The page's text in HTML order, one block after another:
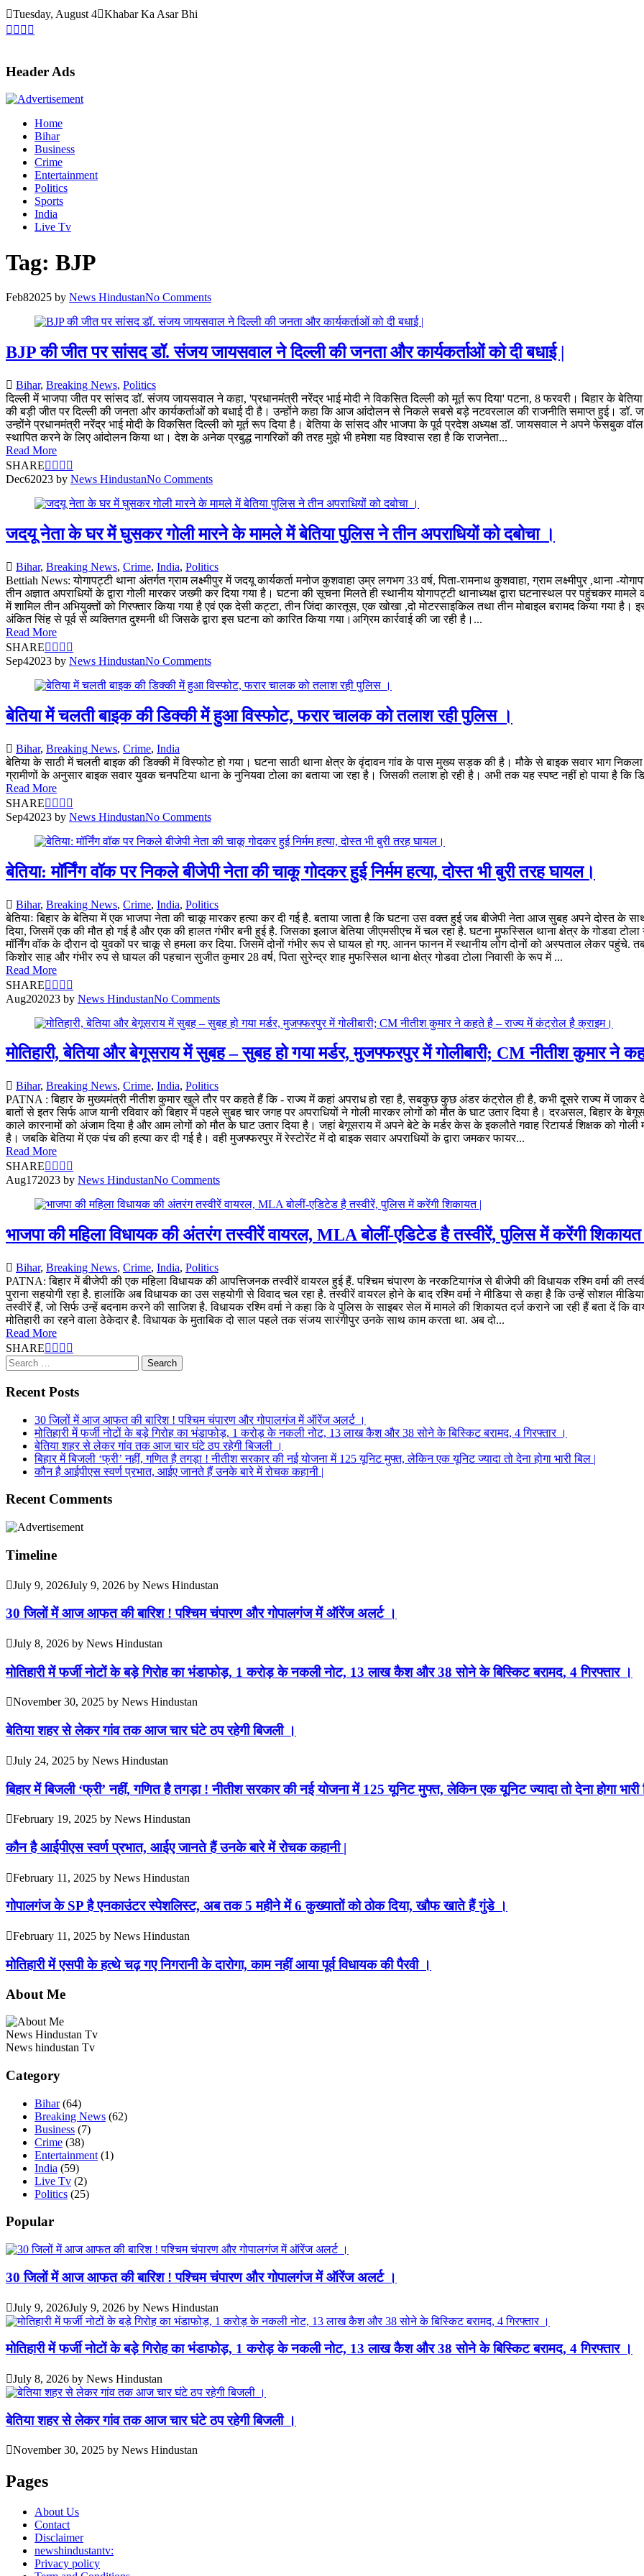
Skip
to
content
Tuesday, August 4 Khabar Ka Asar Bhi
Header Ads
Home
Bihar
Business
Crime
Entertainment
Politics
Sports
India
Live Tv
Tag: BJP
Feb82025 by News HindustanNo Comments
BJP की जीत पर सांसद डॉ. संजय जायसवाल ने दिल्ली की जनता और कार्यकर्ताओं को दी बधाई |
Bihar, Breaking News, Politics
दिल्ली में भाजपा जीत पर सांसद डॉ. संजय जायसवाल ने कहा, 'प्रधानमंत्री नरेंद्र भाई मोदी ने विकसित दिल्ली को मूर्त रूप दिया' पटना, 8 फरवरी। बिहार के
की बड़ी जीत पर दिल्ली की जनता और कार्यकर्ताओं को बधाई दी है। उन्होंने कहा कि आज आंदोलन से निकले सबसे बड़े नटवरलाल की राजनीति समाप्त हुई। डॉ.
उन्होंने प्रधानमंत्री नरेंद्र भाई मोदी के विकसित दिल्ली को मूर्त रूप दिया है। बेतिया के सांसद और भाजपा के पूर्व प्रदेश अध्यक्ष डॉ. जायसवाल ने अपने फेसबुक
स्थापित करने के लिए आंदोलन किया था। देश के अनेक प्रबुद्ध नागरिकों की तरह मुझे भी हमेशा यह विश्वास रहा है कि राजनेता...
Read More
SHARE
Dec62023 by News HindustanNo Comments
जदयू नेता के घर में घुसकर गोली मारने के मामले में बेतिया पुलिस ने तीन अपराधियों को दबोचा ।
Bihar, Breaking News, Crime, India, Politics
Bettiah News: योगापट्टी थाना अंतर्गत ग्राम लक्ष्मीपुर में जदयू कार्यकर्ता मनोज कुशवाहा उम्र लगभग 33 वर्ष, पिता-रामनाथ कुशवाहा, ग्राम लक्ष्मीपुर ,थाना -
तीन अज्ञात अपराधियों के द्वारा गोली मारकर जख्मी कर दिया गया है। घटना की सूचना मिलते ही स्थानीय योगापट्टी थानाध्यक्ष द्वारा घटनास्थल पर पहुंचकर
में शामिल तीन अभियुक्तों को गिरफ्तार किया गया है एवं एक देसी कट्टा, तीन जिंदा कारतूस, एक खोखा ,दो मोटरसाइकिल तथा तीन मोबाइल बरामद किया गया है।
अंकित सिंह से पूर्व से व्यक्तिगत दुश्मनी थी जिसके द्वारा इस घटना को कारित किया गया।अग्रिम कार्रवाई की जा रही है।...
Read More
SHARE
Sep42023 by News HindustanNo Comments
बेतिया में चलती बाइक की डिक्की में हुआ विस्फोट, फरार चालक को तलाश रही पुलिस ।
Bihar, Breaking News, Crime, India
बेतिया के साठी में चलती बाइक की डिक्की में विस्फोट हो गया। घटना साठी थाना क्षेत्र के वृंदावन गांव के पास मुख्य सड़क की है। मौके से बाइक सवार भाग
ग्रामीणों के अनुसार बाइक सवार युवक चनपटिया थाना के नुनियवा टोला का बताया जा रहा है। जिसकी तलाश हो रही है। अभी तक यह स्पष्ट नहीं हो पाया है
Read More
SHARE
Sep42023 by News HindustanNo Comments
बेतिया: मॉर्निंग वॉक पर निकले बीजेपी नेता की चाकू गोदकर हुई निर्मम हत्या, दोस्त भी बुरी तरह घायल।
Bihar, Breaking News, Crime, India, Politics
बेतियाः बिहार के बेतिया में एक भाजपा नेता की चाकू मारकर हत्या कर दी गई है. बताया जाता है कि घटना उस वक्त हुई जब बीजेपी नेता आज सुबह अपने दोस्त के
दिया, जिसमें एक की मौत हो गई है और एक की हालत गंभीर बनी हुई है. जिसका इलाज बेतिया जीएमसीएच में चल रहा है. घटना मुफस्सिल थाना क्षेत्र के गोडवा टोला
मॉर्निंग वॉक के दौरान दो युवकों पर चाकू से हमला कर दिया. जिसमें दोनों गंभीर रूप से घायल हो गए. आनन फानन में स्थानीय लोग दोनों को अस्पताल लेकर पहुंचे.
किशोर साह और गंभीर रुप से घायल की पहचान सुजीत कुमार 28 वर्ष, पिता सुरेन्द्र शाह मुफस्सिल थाना क्षेत्र गोडवा टोला निवासी के रूप में ...
Read More
SHARE
Aug202023 by News HindustanNo Comments
मोतिहारी, बेतिया और बेगूसराय में सुबह – सुबह हो गया मर्डर, मुजफ्फरपुर में गोलीबारी; CM नीतीश कुमार ने
Bihar, Breaking News, Crime, India, Politics
PATNA : बिहार के मुख्यमंत्री नीतीश कुमार खुले तौर पर कहते हैं कि - राज्य में कहां अपराध हो रहा है, सबकुछ कुछ अंडर कंट्रोल ही है, कभी दूसरे राज्य में
बातों से इतर सिर्फ आज यानी रविवार को बिहार में पहले सुबह चार जगह पर अपराधियों ने गोली मारकर लोगों को मौत के घाट उतार दिया है। दरअसल, बिहार के
काले कारनामों को अंजाम दिया है और आम लोगों को मौत के घाट उतार दिया है। जहां बेगूसराय में अपने बेटे के मर्डर केस के इकलौते गवाह रिटायर्ड शिक्षक को गोली
है। जबकि बेतिया में एक पंच की हत्या कर दी गई है। वही मुजफ्फरपुर में रेस्टोरेंट में दो बाइक सवार अपराधियों के द्वारा जमकर फायर...
Read More
SHARE
Aug172023 by News HindustanNo Comments
भाजपा की महिला विधायक की अंतरंग तस्वीरें वायरल, MLA बोलीं-एडिटेड है तस्वीरें, पुलिस में करेंगी शिकायत |
Bihar, Breaking News, Crime, India, Politics
PATNA: बिहार में बीजेपी की एक महिला विधायक की आपत्तिजनक तस्वीरें वायरल हुई हैं. पश्चिम चंपारण के नरकटियागंज से बीजेपी की विधायक रश्मि वर्मा की
पुराना सहयोगी रहा है. हालांकि अब विधायक का उस सहयोगी से विवाद चल रहा है. तस्वीरें वायरल होने के बाद रश्मि वर्मा ने मीडिया से कहा है कि उन्हें सोशल
तस्वीरें हैं, जो सिर्फ उन्हें बदनाम करने की साजिश है. विधायक रश्मि वर्मा ने कहा कि वे पुलिस के साइबर सेल में मामले की शिकायत दर्ज कराने जा रही हैं बता दें
मोतिहारी का रहने वाला ठेकेदार है. विधायक के मुताबिक दो साल पहले तक संजय सारंगीपुर उनके साथ काम करता था. अब दो...
Read More
SHARE
Search
for:
Recent Posts
30 जिलों में आज आफत की बारिश ! पश्चिम चंपारण और गोपालगंज में ऑरेंज अलर्ट ।
मोतिहारी में फर्जी नोटों के बड़े गिरोह का भंडाफोड़, 1 करोड़ के नकली नोट, 13 लाख कैश और 38 सोने के बिस्किट बरामद, 4 गिरफ्तार ।
बेतिया शहर से लेकर गांव तक आज चार घंटे ठप रहेगी बिजली ।
बिहार में बिजली ‘फ्री’ नहीं, गणित है तगड़ा ! नीतीश सरकार की नई योजना में 125 यूनिट मुफ्त, लेकिन एक यूनिट ज्यादा तो देना होगा भारी बिल |
कौन है आईपीएस स्वर्ण प्रभात, आईए जानते हैं उनके बारे में रोचक कहानी |
Recent Comments
Timeline
July 9, 2026July 9, 2026 by News Hindustan
30 जिलों में आज आफत की बारिश ! पश्चिम चंपारण और गोपालगंज में ऑरेंज अलर्ट ।
July 8, 2026 by News Hindustan
मोतिहारी में फर्जी नोटों के बड़े गिरोह का भंडाफोड़, 1 करोड़ के नकली नोट, 13 लाख कैश और 38 सोने के बिस्किट बरामद, 4 गिरफ्तार ।
November 30, 2025 by News Hindustan
बेतिया शहर से लेकर गांव तक आज चार घंटे ठप रहेगी बिजली ।
July 24, 2025 by News Hindustan
बिहार में बिजली ‘फ्री’ नहीं, गणित है तगड़ा ! नीतीश सरकार की नई योजना में 125 यूनिट मुफ्त, लेकिन एक यूनिट ज्यादा तो देना होगा भारी
February 19, 2025 by News Hindustan
कौन है आईपीएस स्वर्ण प्रभात, आईए जानते हैं उनके बारे में रोचक कहानी |
February 11, 2025 by News Hindustan
गोपालगंज के SP है एनकाउंटर स्पेशलिस्ट, अब तक 5 महीने में 6 कुख्यातों को ठोक दिया, खौफ खाते हैं गुंडे ।
February 11, 2025 by News Hindustan
मोतिहारी में एसपी के हत्थे चढ़ गए निगरानी के दारोगा, काम नहीं आया पूर्व विधायक की पैरवी ।
About Me
News Hindustan Tv
News hindustan Tv
Category
Bihar(64)
Breaking News (62)
Business (7)
Crime (38)
Entertainment (1)
India (59)
Live Tv (2)
Politics (25)
Popular
30 जिलों में आज आफत की बारिश ! पश्चिम चंपारण और गोपालगंज में ऑरेंज अलर्ट ।
July 9, 2026July 9, 2026 by News Hindustan
मोतिहारी में फर्जी नोटों के बड़े गिरोह का भंडाफोड़, 1 करोड़ के नकली नोट, 13 लाख कैश और 38 सोने के बिस्किट बरामद, 4 गिरफ्तार ।
July 8, 2026 by News Hindustan
बेतिया शहर से लेकर गांव तक आज चार घंटे ठप रहेगी बिजली ।
November 30, 2025 by News Hindustan
Pages
About Us
Contact
Disclaimer
newshindustantv:
Privacy policy